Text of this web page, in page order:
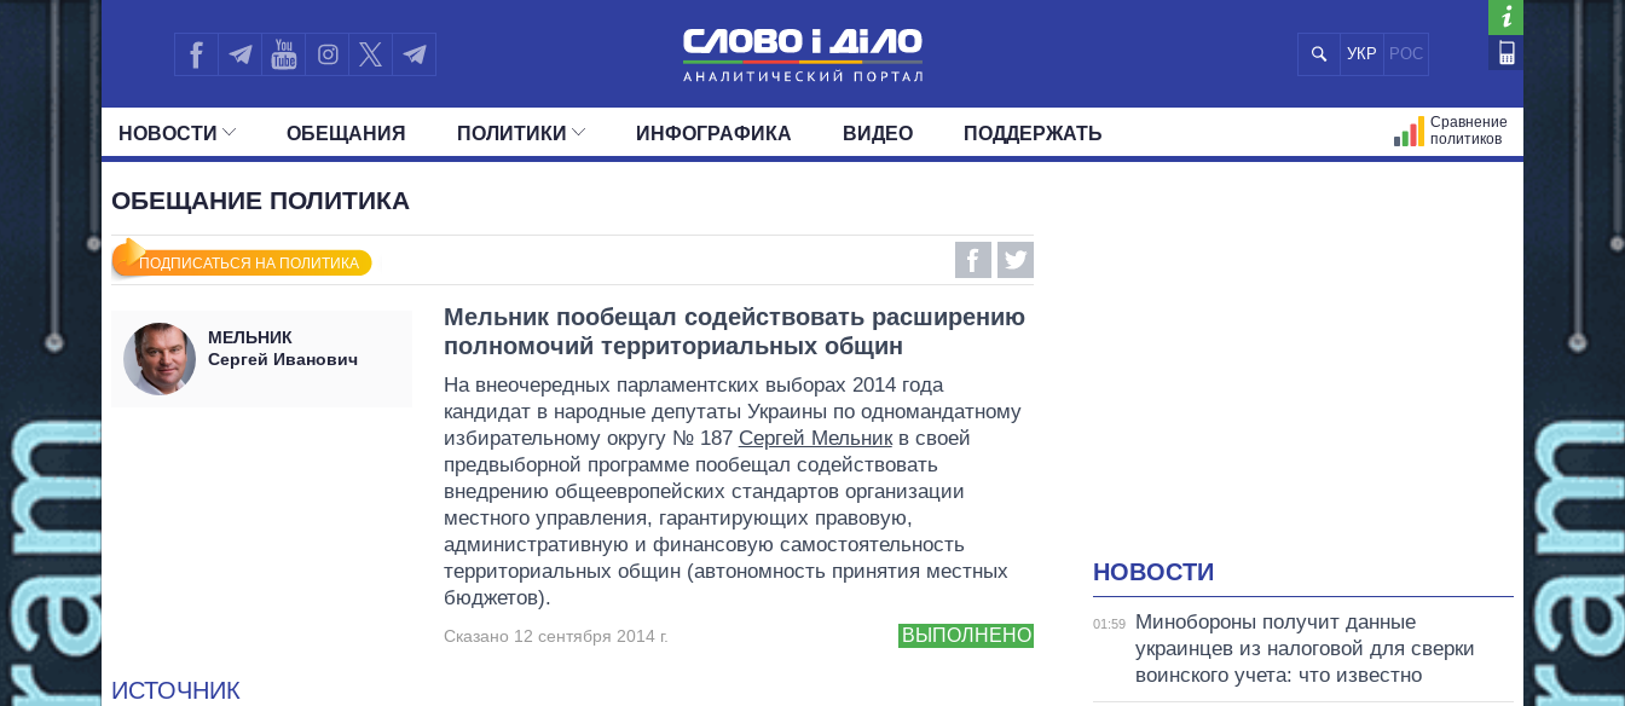
УКР РОС
НОВОСТИ
МИР
ОБЕЩАНИЯ ПОЛИТИКИ
ОКРУГА
ИНФОГРАФИКА ВИДЕО ПОДДЕРЖАТЬ
Сравнение
политиков
ОБЕЩАНИЕ ПОЛИТИКА
ПОДПИСАТЬСЯ НА ПОЛИТИКА
МЕЛЬНИК
Сергей Иванович
Мельник пообещал содействовать расширению
полномочий территориальных общин
На внеочередных парламентских выборах 2014 года
кандидат в народные депутаты Украины по одномандатному
избирательному округу № 187 Сергей Мельникв своей
предвыборной программе пообещал содействовать
внедрению общеевропейских стандартов организации
местного управления, гарантирующих правовую,
административную и финансовую самостоятельность
территориальных общин (автономность принятия местных
бюджетов).
ВЫПОЛНЕНО
Сказано 12 сентября 2014 г.
ИСТОЧНИК
НОВОСТИ
01:59
Минобороны получит данные
украинцев из налоговой для сверки
воинского учета: что известно